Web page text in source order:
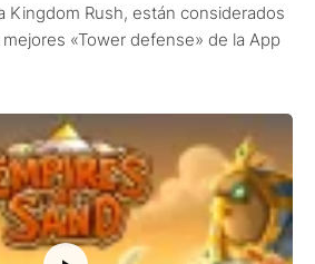
Kingdom Rush, están considerados
«Tower defense» de la App